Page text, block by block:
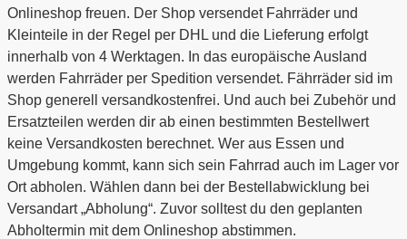
Onlineshop freuen. Der Shop versendet Fahrräder und
Kleinteile in der Regel per DHL und die Lieferung erfolgt
innerhalb von 4 Werktagen. In das europäische Ausland
werden Fahrräder per Spedition versendet. Fährräder sid im
Shop generell versandkostenfrei. Und auch bei Zubehör und
Ersatzteilen werden dir ab einen bestimmten Bestellwert
keine Versandkosten berechnet. Wer aus Essen und
Umgebung kommt, kann sich sein Fahrrad auch im Lager vor
Ort abholen. Wählen dann bei der Bestellabwicklung bei
Versandart „Abholung“. Zuvor solltest du den geplanten
Abholtermin mit dem Onlineshop abstimmen.